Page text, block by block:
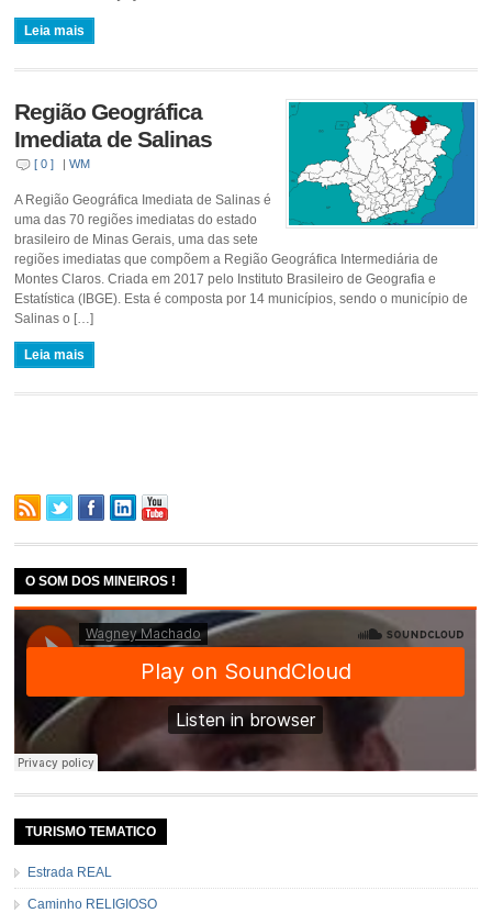
Leia mais
Região Geográfica
Imediata de Salinas
[ 0 ] |WM
A Região Geográfica Imediata de Salinas é
uma das 70 regiões imediatas do estado
brasileiro de Minas Gerais, uma das sete
regiões imediatas que compõem a Região Geográfica Intermediária de
Montes Claros. Criada em 2017 pelo Instituto Brasileiro de Geografia e
Estatística (IBGE). Esta é composta por 14 municípios, sendo o município de
Salinas o […]
Leia mais
O SOM DOS MINEIROS !
TURISMO TEMATICO
Estrada REAL
Caminho RELIGIOSO